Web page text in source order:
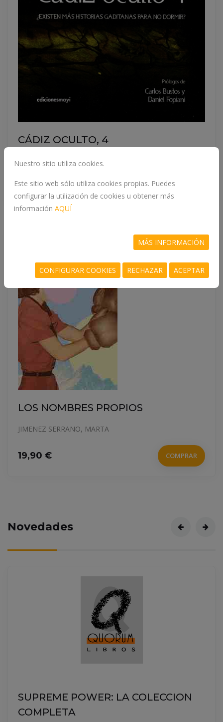
CÁDIZ OCULTO, 4
SERRANO CUETO, JOSE MANUEL
22,00 € COMPRAR
LOS NOMBRES PROPIOS
JIMENEZ SERRANO, MARTA
19,90 € COMPRAR
Novedades
Nuestro sitio utiliza cookies.
Este sitio web sólo utiliza cookies propias. Puedes
configurar la utilización de cookies u obtener más
información AQUÍ
MÁS INFORMACIÓN
CONFIGURAR COOKIES RECHAZAR ACEPTAR